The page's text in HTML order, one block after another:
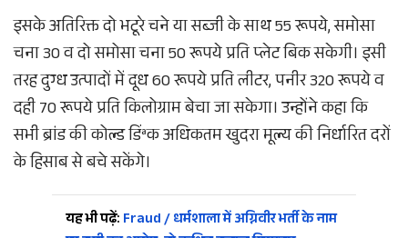
इसके अतिरिक्त दो भटूरे चने या सब्जी के साथ 55 रूपये, समोसा
चना 30 व दो समोसा चना 50 रूपये प्रति प्लेट बिक सकेगी। इसी
तरह दुग्ध उत्पादों में दूध 60 रूपये प्रति लीटर, पनीर 320 रूपये व
दही 70 रूपये प्रति किलोग्राम बेचा जा सकेगा। उन्होंने कहा कि
सभी ब्रांड की कोल्ड डिंªक अधिकतम खुदरा मूल्य की निर्धारित दरों
के हिसाब से बचे सकेंगे।
यह भी पढ़ें: Fraud / धर्मशाला में अग्निवीर भर्ती के नाम